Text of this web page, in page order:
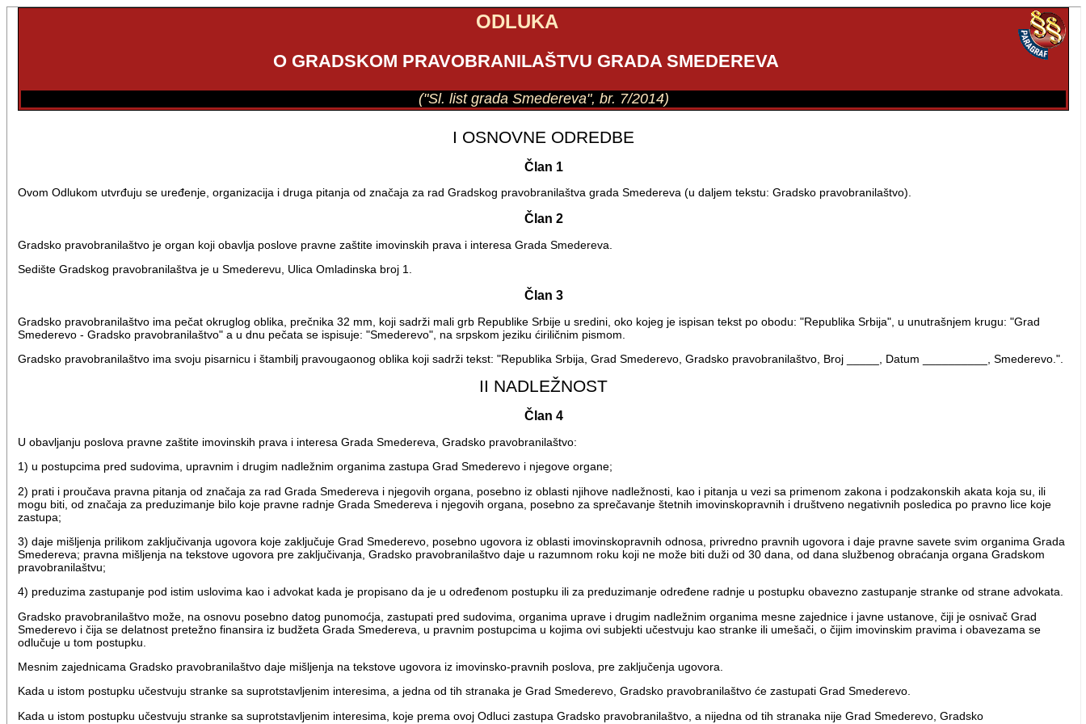
ODLUKA
O GRADSKOM PRAVOBRANILAŠTVU GRADA SMEDEREVA
("Sl. list grada Smedereva", br. 7/2014)
I OSNOVNE ODREDBE
Član 1
Ovom Odlukom utvrđuju se uređenje, organizacija i druga pitanja od značaja za rad Gradskog pravobranilaštva grada Smedereva (u daljem tekstu: Gradsko pravobranilaštvo).
Član 2
Gradsko pravobranilaštvo je organ koji obavlja poslove pravne zaštite imovinskih prava i interesa Grada Smedereva.
Sedište Gradskog pravobranilaštva je u Smederevu, Ulica Omladinska broj 1.
Član 3
Gradsko pravobranilaštvo ima pečat okruglog oblika, prečnika 32 mm, koji sadrži mali grb Republike Srbije u sredini, oko kojeg je ispisan tekst po obodu: "Republika Srbija", u unutrašnjem krugu: "Grad
Smederevo - Gradsko pravobranilaštvo" a u dnu pečata se ispisuje: "Smederevo", na srpskom jeziku ćiriličnim pismom.
Gradsko pravobranilaštvo ima svoju pisarnicu i štambilj pravougaonog oblika koji sadrži tekst: "Republika Srbija, Grad Smederevo, Gradsko pravobranilaštvo, Broj _____, Datum __________, Smederevo.".
II NADLEŽNOST
Član 4
U obavljanju poslova pravne zaštite imovinskih prava i interesa Grada Smedereva, Gradsko pravobranilaštvo:
1) u postupcima pred sudovima, upravnim i drugim nadležnim organima zastupa Grad Smederevo i njegove organe;
2) prati i proučava pravna pitanja od značaja za rad Grada Smedereva i njegovih organa, posebno iz oblasti njihove nadležnosti, kao i pitanja u vezi sa primenom zakona i podzakonskih akata koja su, ili
mogu biti, od značaja za preduzimanje bilo koje pravne radnje Grada Smedereva i njegovih organa, posebno za sprečavanje štetnih imovinskopravnih i društveno negativnih posledica po pravno lice koje
zastupa;
3) daje mišljenja prilikom zaključivanja ugovora koje zaključuje Grad Smederevo, posebno ugovora iz oblasti imovinskopravnih odnosa, privredno pravnih ugovora i daje pravne savete svim organima Grada
Smedereva; pravna mišljenja na tekstove ugovora pre zaključivanja, Gradsko pravobranilaštvo daje u razumnom roku koji ne može biti duži od 30 dana, od dana službenog obraćanja organa Gradskom
pravobranilaštvu;
4) preduzima zastupanje pod istim uslovima kao i advokat kada je propisano da je u određenom postupku ili za preduzimanje određene radnje u postupku obavezno zastupanje stranke od strane advokata.
Gradsko pravobranilaštvo može, na osnovu posebno datog punomoćja, zastupati pred sudovima, organima uprave i drugim nadležnim organima mesne zajednice i javne ustanove, čiji je osnivač Grad
Smederevo i čija se delatnost pretežno finansira iz budžeta Grada Smedereva, u pravnim postupcima u kojima ovi subjekti učestvuju kao stranke ili umešači, o čijim imovinskim pravima i obavezama se
odlučuje u tom postupku.
Mesnim zajednicama Gradsko pravobranilaštvo daje mišljenja na tekstove ugovora iz imovinsko-pravnih poslova, pre zaključenja ugovora.
Kada u istom postupku učestvuju stranke sa suprotstavljenim interesima, a jedna od tih stranaka je Grad Smederevo, Gradsko pravobranilaštvo će zastupati Grad Smederevo.
Kada u istom postupku učestvuju stranke sa suprotstavljenim interesima, koje prema ovoj Odluci zastupa Gradsko pravobranilaštvo, a nijedna od tih stranaka nije Grad Smederevo, Gradsko